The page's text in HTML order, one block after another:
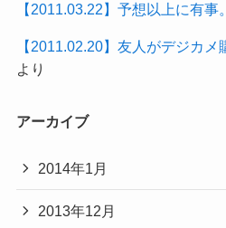
【2011.03.22】予想以上に有事
【2011.02.20】友人がデジカメ
より
アーカイブ
2014年1月
2013年12月